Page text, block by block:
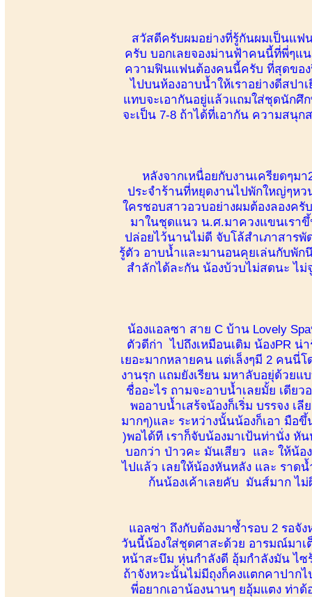
สวัสดีครับผมอย่างที่รู้กันผมเป็นแ
ครับ บอกเลยจองม่านฟ้าคนนี้ที่พี่ๆแ
ความฟินแฟนต้องคนนี้ครับ ที่สุดของ
ไปบนห้องอาบน้ำให้เราอย่างดีสปา
แทบจะเอากันอยู่แล้วแถมใส่ชุดนักศึ
จะเป็น 7-8 ถ้าได้ที่เอากัน ความสนุ
หลังจากเหนื่อยกับงานเครียดๆ
ประจำร้านที่หยุดงานไปพักใหญ่ๆห
ใครชอบสาวอวบอย่างผมต้องลองค
มาในชุดแนว น.ศ.มาควงแขนเราขึ้
ปล่อยไว้นานไม่ดี จับโล้สำเภาสาร
รู้ตัว อาบน้ำและมานอนคุยเล่นกับพั
สำลักได้ละกัน น้องบ้วบไม่สดนะ ไ
น้องแอลซา สาย C บ้าน Lovely
ตัวดีก่า ไปถึงเหมือนเดิม น้องPR น่
เยอะมากหลายคน แต่เล็งๆมี 2 คนนี่
งานรุก แถมยังเรียน มหาลับอยุ่ด้วย
ชื่ออะไร ถามจะอาบน้ำเลยมั้ย เดีย
พออาบน้ำเสร้จน้องก็เริ่ม บรรจง เ
มากๆ)และ ระหว่างนั้นน้องก็เอา มือ
)พอได้ที เราก็จับน้องมาเป้นท่านั่ง หั
บอกว่า ป่าวคะ มันเสียว และ ให้น้อ
ไปแล้ว เลยให้น้องหันหลัง และ ราด
ก้นน้องเค้าเลยคับ มันส์มาก ไ
แอลซ่า ถึงกับต้องมาซ้ำรอบ 2 รอจั
วันนี้น้องใส่ชุดศาสะด้วย อารมณ์มา
หน้าสะบึม หุ่นกำลังดี อุ้มกำลังมัน ไ
ถ้าจังหวะนั้นไม่มีถุงก็คงแตกคาปาก
พี่อยากเอาน้องนานๆ ยอุ้มแตง ท่า